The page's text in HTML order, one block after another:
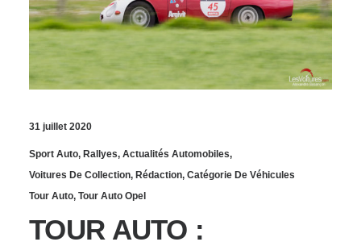
31 juillet 2020
Sport Auto, Rallyes, Actualités Automobiles,
Voitures De Collection, Rédaction, Catégorie De Véhicules
Tour Auto, Tour Auto Opel
TOUR AUTO :